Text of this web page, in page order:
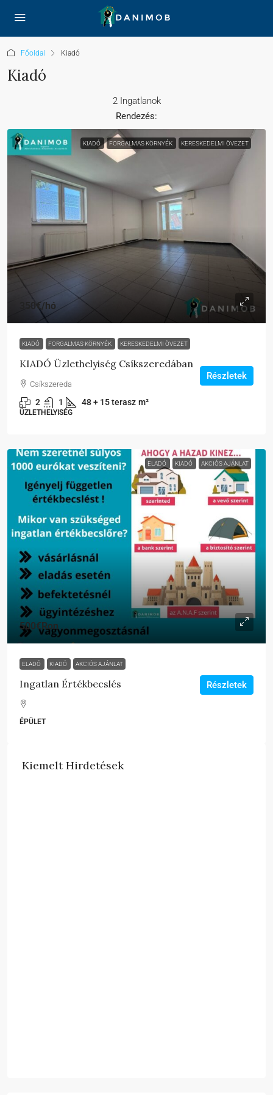
Főoldal Kiadó
Kiadó
2 Ingatlanok
Rendezés:
KIADÓ FORGALMAS KÖRNYÉK KERESKEDELMI ÖVEZET
350€/hó
KIADÓ FORGALMAS KÖRNYÉK KERESKEDELMI ÖVEZET
KIADÓ Üzlethelyiség Csíkszeredában
Csíkszereda
2 1 48 + 15 terasz m²
ÜZLETHELYISÉG
Részletek
ELADÓ KIADÓ AKCIÓS AJÁNLAT
500€Ron
ELADÓ KIADÓ AKCIÓS AJÁNLAT
Ingatlan Értékbecslés
ÉPÜLET
Részletek
Kiemelt Hirdetések